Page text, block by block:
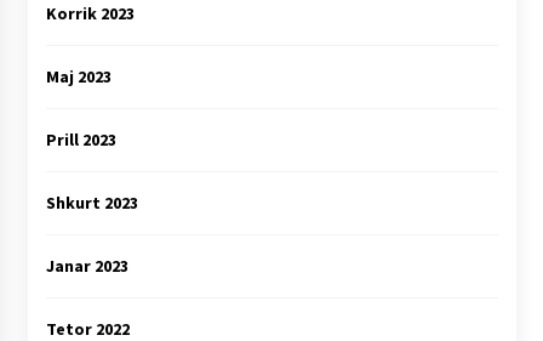
Korrik 2023
Maj 2023
Prill 2023
Shkurt 2023
Janar 2023
Tetor 2022